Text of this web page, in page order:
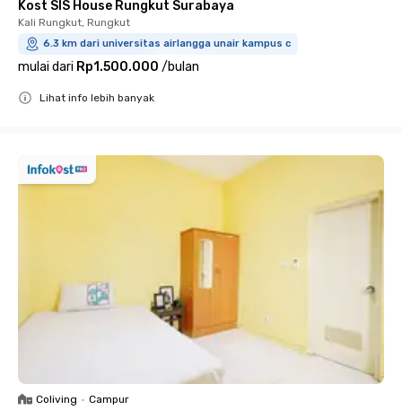
Kost SIS House Rungkut Surabaya
Kali Rungkut, Rungkut
6.3 km dari universitas airlangga unair kampus c
mulai dari Rp1.500.000 /bulan
Lihat info lebih banyak
Coliving • Campur